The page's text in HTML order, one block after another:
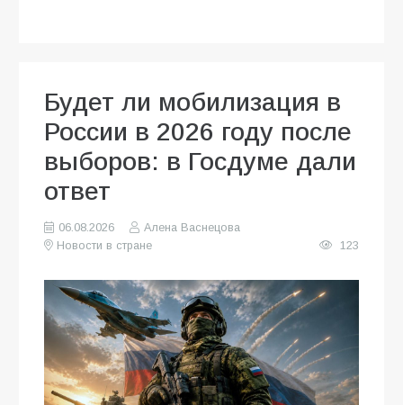
Будет ли мобилизация в
России в 2026 году после
выборов: в Госдуме дали
ответ
06.08.2026
Алена Васнецова
Новости в стране
123